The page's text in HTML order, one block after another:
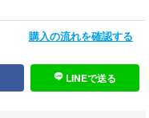
購入の流れを確認する
LINEで送る